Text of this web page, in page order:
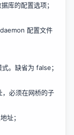
库的配置选项；
配置文件
。缺省为 false；
必须在网桥的子
地址；